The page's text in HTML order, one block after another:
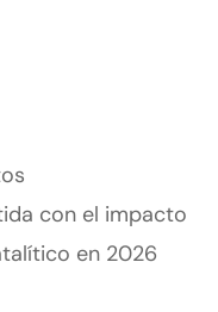
con el impacto
en 2026